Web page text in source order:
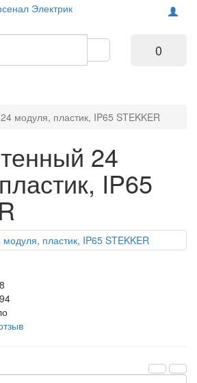
0
модуля, пластик, IP65 STEKKER
24
IP65